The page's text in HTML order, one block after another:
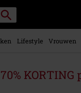
Packstation
zoeken
Lifestyle Vrouwen
KORTING